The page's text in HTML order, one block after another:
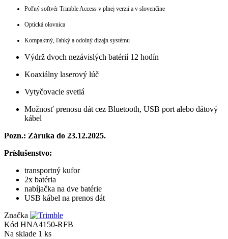
Poľný softvér Trimble Access v plnej verzii a v slovenčine
Optická olovnica
Kompaktný, ľahký a odolný dizajn systému
Výdrž dvoch nezávislých batérií 12 hodín
Koaxiálny laserový lúč
Vytyčovacie svetlá
Možnosť prenosu dát cez Bluetooth, USB port alebo dátový
kábel
Pozn.: Záruka do 23.12.2025.
Príslušenstvo:
transportný kufor
2x batéria
nabíjačka na dve batérie
USB kábel na prenos dát
Značka
Kód HNA4150-RFB
Na sklade 1 ks